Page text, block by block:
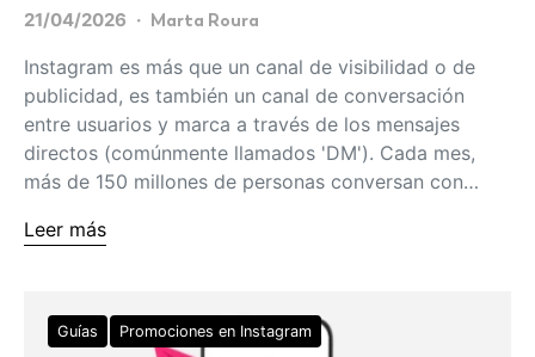
21/04/2026 Marta Roura
Instagram es más que un canal de visibilidad o de
publicidad, es también un canal de conversación
entre usuarios y marca a través de los mensajes
directos (comúnmente llamados 'DM'). Cada mes,
más de 150 millones de personas conversan con…
Leer más
Guías Promociones en Instagram